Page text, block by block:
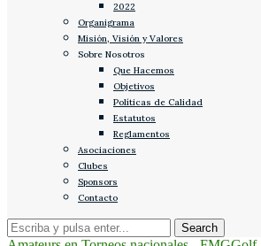
2022
Organigrama
Misión, Visión y Valores
Sobre Nosotros
Que Hacemos
Objetivos
Políticas de Calidad
Estatutos
Reglamentos
Asociaciones
Clubes
Sponsors
Contacto